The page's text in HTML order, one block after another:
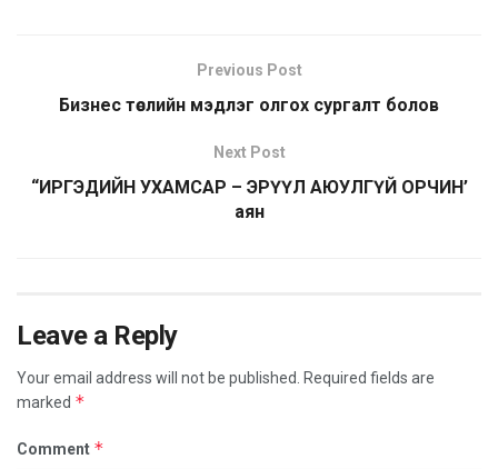
Previous Post
Бизнес төслийн мэдлэг олгох сургалт болов
Next Post
“ИРГЭДИЙН УХАМСАР – ЭРҮҮЛ АЮУЛГҮЙ ОРЧИН’
аян
Leave a Reply
Your email address will not be published.
Required fields are
marked *
Comment *